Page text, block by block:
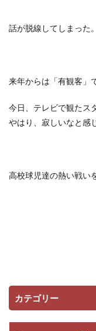
話が脱線してしまった。
来年からは「有観客」
今日、テレビで観たス
やはり、寂しいなと感
高校球児達の熱い戦い
カテゴリー